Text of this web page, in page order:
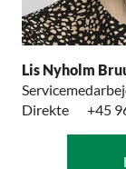
Lis Nyholm
Direkte
+45